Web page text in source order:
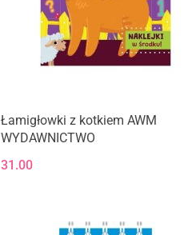
Łamigłowki z kotkiem AWM
WYDAWNICTWO
31.00